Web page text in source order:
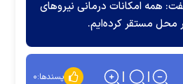
همه امکانات درمانی نیروهای
محل مستقر کرده‌ایم.
پسندها:۰